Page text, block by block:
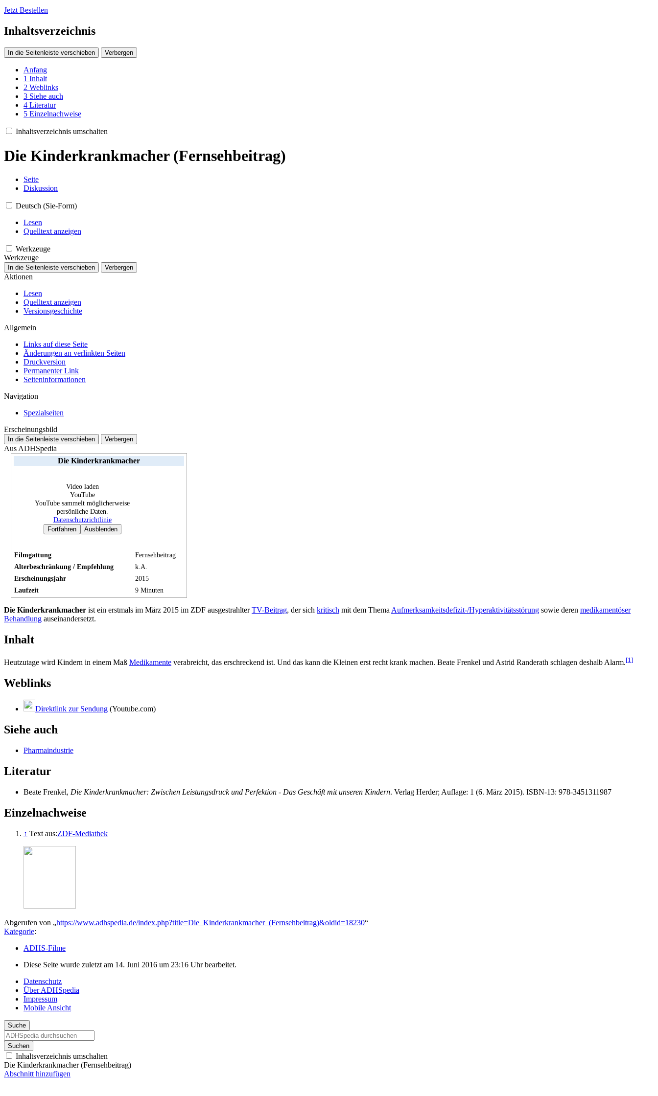
Jetzt Bestellen
Inhaltsverzeichnis
In die Seitenleiste verschieben Verbergen
Anfang
1 Inhalt
2 Weblinks
3 Siehe auch
4 Literatur
5 Einzelnachweise
Inhaltsverzeichnis umschalten
Die Kinderkrankmacher (Fernsehbeitrag)
Seite
Diskussion
Deutsch (Sie-Form)
Lesen
Quelltext anzeigen
Werkzeuge
Werkzeuge
In die Seitenleiste verschieben Verbergen
Aktionen
Lesen
Quelltext anzeigen
Versionsgeschichte
Allgemein
Links auf diese Seite
Änderungen an verlinkten Seiten
Druckversion
Permanenter Link
Seiten­­informationen
Navigation
Spezialseiten
Erscheinungsbild
In die Seitenleiste verschieben Verbergen
Aus ADHSpedia
Die Kinderkrankmacher
Video laden
YouTube
YouTube sammelt möglicherweise
persönliche Daten.
Datenschutzrichtlinie
Fortfahren Ausblenden
Filmgattung
Fernsehbeitrag
Alterbeschränkung / Empfehlung
k.A.
Erscheinungsjahr
2015
Laufzeit
9 Minuten
Die Kinderkrankmacher ist ein erstmals im März 2015 im ZDF ausgestrahlterTV-Beitrag, der sich kritisch mit dem Thema Aufmerksamkeitsdefizit-/Hyperaktivitätsstörung sowie deren medikamentöser
Behandlung auseinandersetzt.
Inhalt
Heutzutage wird Kindern in einem Maß Medikamente verabreicht, das erschreckend ist. Und das kann die Kleinen erst recht krank machen. Beate Frenkel und Astrid Randerath schlagen deshalb Alarm.[1 ]
Weblinks
Direktlink zur Sendung (Youtube.com)
Siehe auch
Pharmaindustrie
Literatur
Beate Frenkel, Die Kinderkrankmacher: Zwischen Leistungsdruck und Perfektion - Das Geschäft mit unseren Kindern. Verlag Herder; Auflage: 1 (6. März 2015). ISBN-13: 978-3451311987
Einzelnachweise
↑ Text aus:ZDF-Mediathek
Abgerufen von „https://www.adhspedia.de/index.php?title=Die_Kinderkrankmacher_(Fernsehbeitrag)&oldid=18230“
Kategorie:
ADHS-Filme
Diese Seite wurde zuletzt am 14. Juni 2016 um 23:16 Uhr bearbeitet.
Datenschutz
Über ADHSpedia
Impressum
Mobile Ansicht
Suche
Suchen
Inhaltsverzeichnis umschalten
Die Kinderkrankmacher (Fernsehbeitrag)
Abschnitt hinzufügen